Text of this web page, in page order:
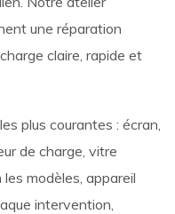
une réparation
claire, rapide et
plus courantes : écran,
de charge, vitre
modèles, appareil
intervention,